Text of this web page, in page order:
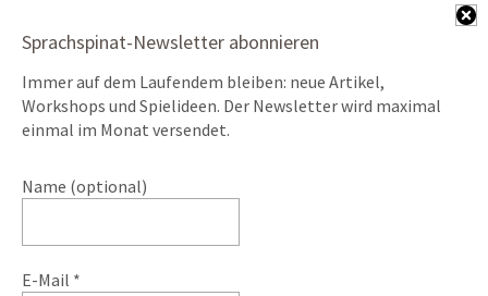
Datenschutz
Impressum
Sprachspinat-Newsletter abonnieren
Immer auf dem Laufendem bleiben: neue Artikel,
Workshops und Spielideen. Der Newsletter wird maximal
einmal im Monat versendet.
Name (optional)
E-Mail *